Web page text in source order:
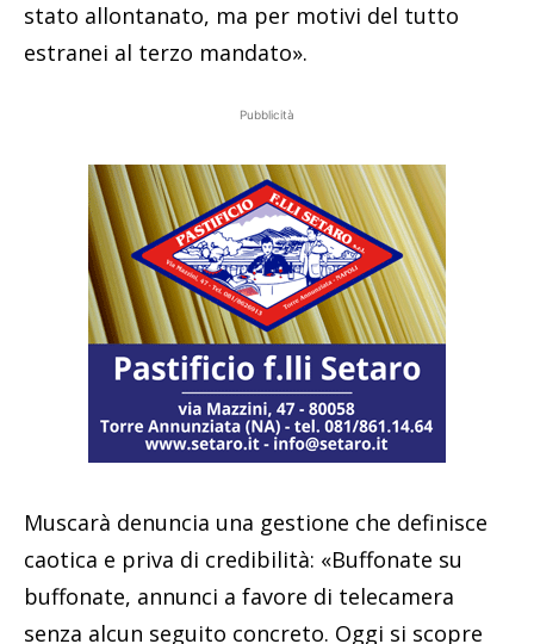
stato allontanato, ma per motivi del tutto
estranei al terzo mandato».
Pubblicità
Muscarà denuncia una gestione che definisce
caotica e priva di credibilità: «Buffonate su
buffonate, annunci a favore di telecamera
senza alcun seguito concreto. Oggi si scopre